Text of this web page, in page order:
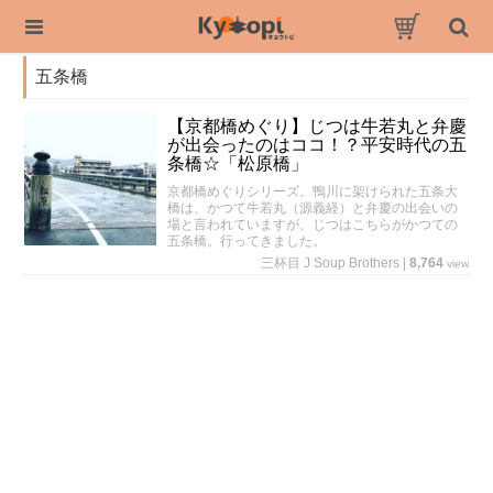
五条橋
【京都橋めぐり】じつは牛若丸と弁慶
が出会ったのはココ！？平安時代の五
条橋☆「松原橋」
京都橋めぐりシリーズ。鴨川に架けられた五条大
橋は、かつて牛若丸（源義経）と弁慶の出会いの
場と言われていますが、じつはこちらがかつての
五条橋。行ってきました。
三杯目 J Soup Brothers
8,764 view